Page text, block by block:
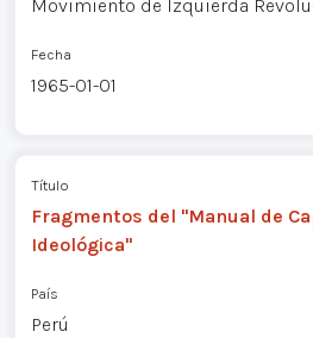
Movimiento de Izquierda
Fecha
1965-01-01
Título
Fragmentos del "Manual de
Ideológica"
País
Perú